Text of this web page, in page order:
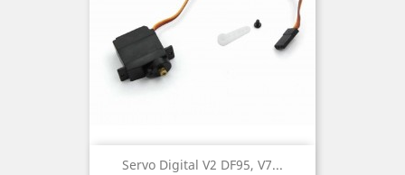
Servo Digital V2 DF95, V7...